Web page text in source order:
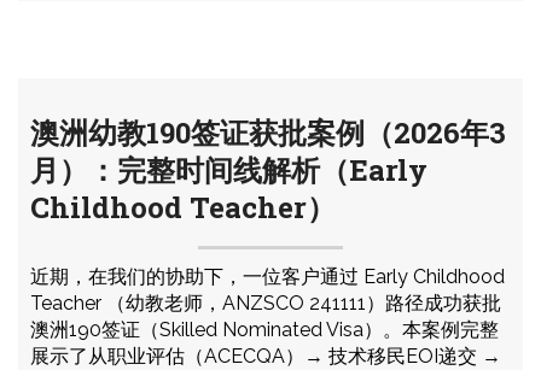
澳洲幼教190签证获批案例（2026年3
月）：完整时间线解析（Early
Childhood Teacher）
近期，在我们的协助下，一位客户通过 Early Childhood
Teacher （幼教老师，ANZSCO 241111）路径成功获批
澳洲190签证（Skilled Nominated Visa）。本案例完整
展示了从职业评估（ACECQA）→ 技术移民EOI递交 →